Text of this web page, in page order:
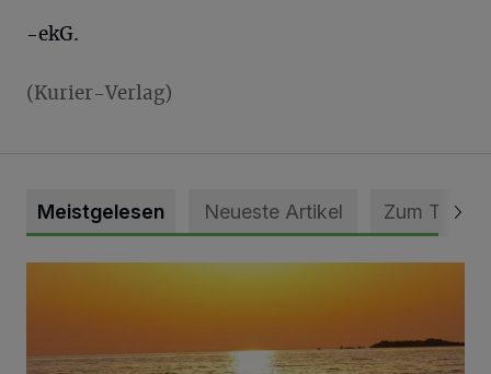
-ekG.
(Kurier-Verlag)
Meistgelesen Neueste Artikel Zum Thema
Die schönsten Sommermomente gesucht